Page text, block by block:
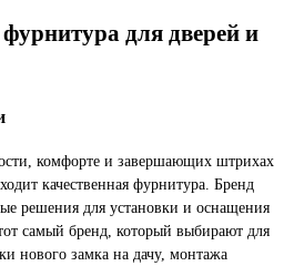
для дверей и
комфорте и завершающих штрихах
качественная фурнитура. Бренд
решения для установки и оснащения
самый бренд, который выбирают для
нового замка на дачу, монтажа